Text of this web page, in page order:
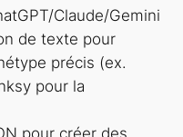
Claude/Gemini
de texte pour
précis (ex.
pour la
pour créer des